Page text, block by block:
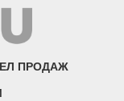
ПРОДАЖ